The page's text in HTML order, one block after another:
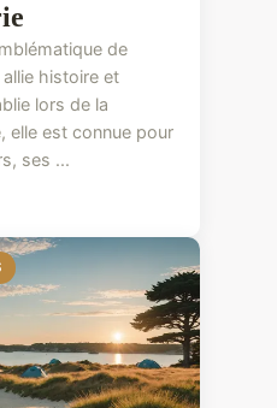
de
histoire et
lors de la
elle est connue pour
ses ...